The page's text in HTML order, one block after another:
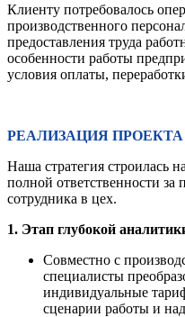
Клиенту потребовалось
производственного
предоставления труда
особенности работы
условия оплаты,
РЕАЛИЗАЦИЯ ПРОЕКТА
Наша стратегия строилась
полной ответственности за
сотрудника в цех.
1. Этап глубокой
Совместно с
специалисты
индивидуальные
сценарии работы и